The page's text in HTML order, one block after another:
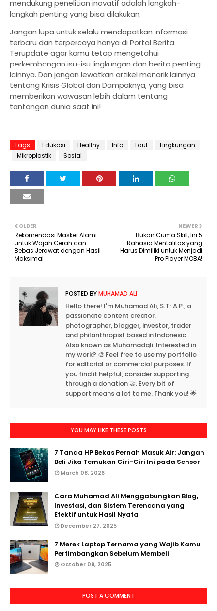
mendukung penelitian inovatif adalah langkah-
langkah penting yang bisa dilakukan.
Jangan lupa untuk selalu mendapatkan informasi
terbaru dan terpercaya hanya di Portal Berita
Terupdate agar kamu tetap mengetahui
perkembangan isu-isu lingkungan dan berita penting
lainnya. Dan jangan lewatkan artikel menarik lainnya
tentang Krisis Global dan Dampaknya, yang bisa
memberikan wawasan lebih dalam tentang
tantangan dunia saat ini!
Tags Edukasi Healthy Info Laut
Lingkungan
Mikroplastik
Sosial
NEWER
Bukan Cuma Skill, Ini 5
Rahasia Mentalitas yang
Harus Dimiliki untuk Menjadi
Pro Player MOBA!
OLDER
Rekomendasi Masker Alami
untuk Wajah Cerah dan
Bebas Jerawat dengan Hasil
Maksimal
POSTED BYMUHAMAD ALI
Hello there! I'm Muhamad Ali, S.Tr.A.P., a
passionate content creator,
photographer, blogger, investor, trader
and philanthropist based in Indonesia.
Also known as Muhamadqli. Interested in
my work? 🎨 Feel free to use my portfolio
for editorial or commercial purposes. If
you find it helpful, consider supporting
through a donation 🤝. Every bit of
support means a lot to me. Thank you! 🌟
YOU MAY LIKE THESE POSTS
7 Tanda HP Bekas Pernah Masuk Air: Jangan
Beli Jika Temukan Ciri-Ciri Ini pada Sensor
March 08, 2026
Cara Muhamad Ali Menggabungkan Blog,
Investasi, dan Sistem Terencana yang
Efektif untuk Hasil Nyata
December 27, 2025
7 Merek Laptop Ternama yang Wajib Kamu
Pertimbangkan Sebelum Membeli
October 09, 2025
POST A COMMENT